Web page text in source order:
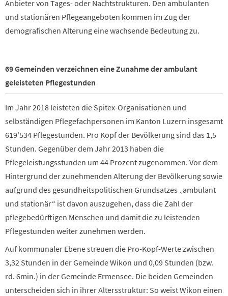
Anbieter von Tages- oder Nachtstrukturen. Den ambulanten
und stationären Pflegeangeboten kommen im Zug der
demografischen Alterung eine wachsende Bedeutung zu.
69 Gemeinden verzeichnen eine Zunahme der ambulant
geleisteten Pflegestunden
Im Jahr 2018 leisteten die Spitex-Organisationen und
selbständigen Pflegefachpersonen im Kanton Luzern insgesamt
619'534 Pflegestunden. Pro Kopf der Bevölkerung sind das 1,5
Stunden. Gegenüber dem Jahr 2013 haben die
Pflegeleistungsstunden um 44 Prozent zugenommen. Vor dem
Hintergrund der zunehmenden Alterung der Bevölkerung sowie
aufgrund des gesundheitspolitischen Grundsatzes „ambulant
und stationär“ ist davon auszugehen, dass die Zahl der
pflegebedürftigen Menschen und damit die zu leistenden
Pflegestunden weiter zunehmen werden.
Auf kommunaler Ebene streuen die Pro-Kopf-Werte zwischen
3,32 Stunden in der Gemeinde Wikon und 0,09 Stunden (bzw.
rd. 6min.) in der Gemeinde Ermensee. Die beiden Gemeinden
unterscheiden sich in ihrer Altersstruktur: So weist Wikon einen